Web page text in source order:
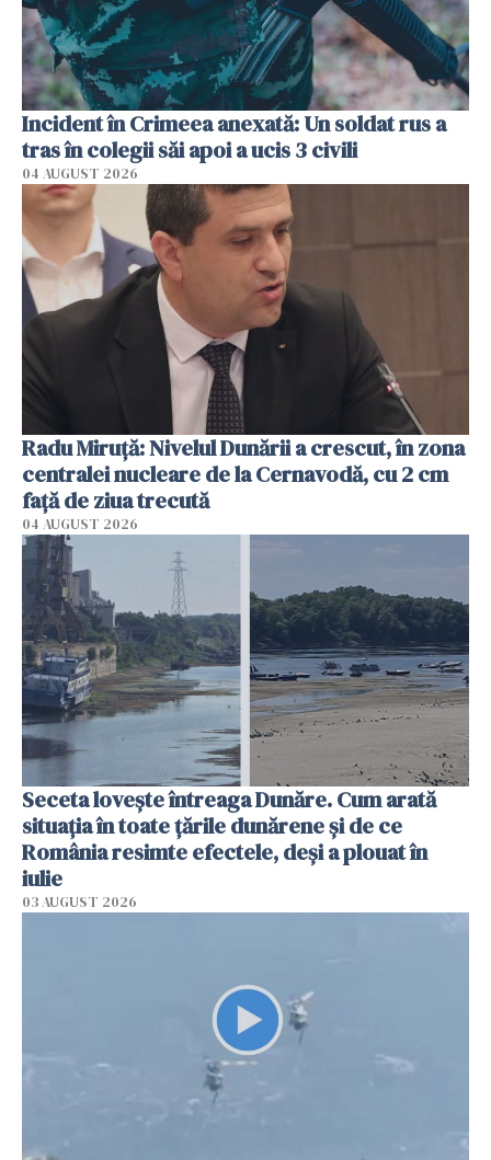
Incident în Crimeea anexată: Un soldat rus a
tras în colegii săi apoi a ucis 3 civili
04 AUGUST 2026
Radu Miruţă: Nivelul Dunării a crescut, în zona
centralei nucleare de la Cernavodă, cu 2 cm
faţă de ziua trecută
04 AUGUST 2026
Seceta lovește întreaga Dunăre. Cum arată
situația în toate țările dunărene și de ce
România resimte efectele, deși a plouat în
iulie
03 AUGUST 2026